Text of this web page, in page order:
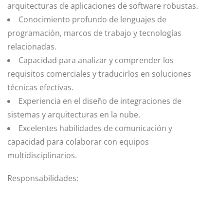
arquitecturas de aplicaciones de software robustas.
Conocimiento profundo de lenguajes de
programación, marcos de trabajo y tecnologías
relacionadas.
Capacidad para analizar y comprender los
requisitos comerciales y traducirlos en soluciones
técnicas efectivas.
Experiencia en el diseño de integraciones de
sistemas y arquitecturas en la nube.
Excelentes habilidades de comunicación y
capacidad para colaborar con equipos
multidisciplinarios.
Responsabilidades: